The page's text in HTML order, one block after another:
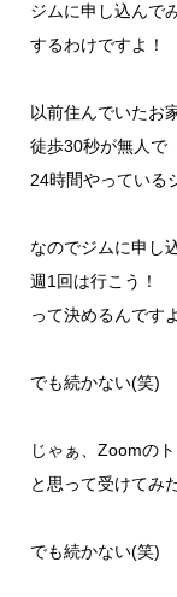
ジムに申し込んで
するわけですよ！
以前住んでいたお
徒歩30秒が無人で
24時間やっている
なのでジムに申し
週1回は行こう！
って決めるんですよ
でも続かない(笑)
じゃぁ、Zoomの
と思って受けてみ
でも続かない(笑)